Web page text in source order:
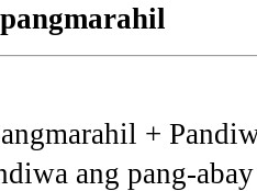
+
ang pang-